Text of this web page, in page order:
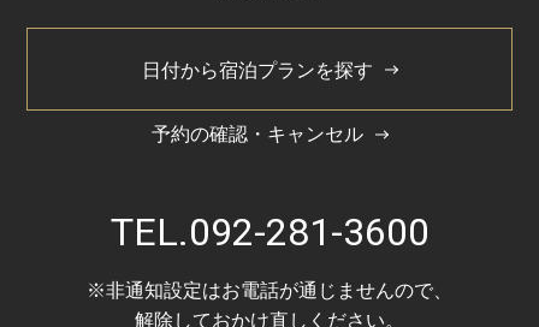
※ベビーベッド設置可
1室のみのご案内になりますので、詳しくはホテルまで
日付から宿泊プランを探す
予約の確認・キャンセル
TEL.092-281-3600
※非通知設定はお電話が通じませんので、
解除しておかけ直しください。